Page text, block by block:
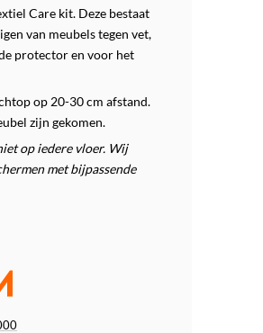
Care kit. Deze bestaat
van meubels tegen vet,
protector en voor het
op 20-30 cm afstand.
zijn gekomen.
op iedere vloer. Wij
met bijpassende